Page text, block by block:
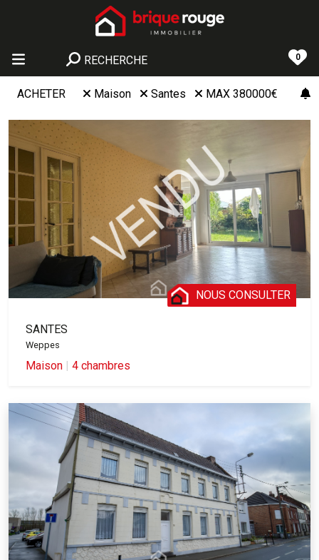
RECHERCHE 0
ACHETER Maison Santes MAX 380000€
NOUS CONSULTER
SANTES
Weppes
Maison | 4 chambres